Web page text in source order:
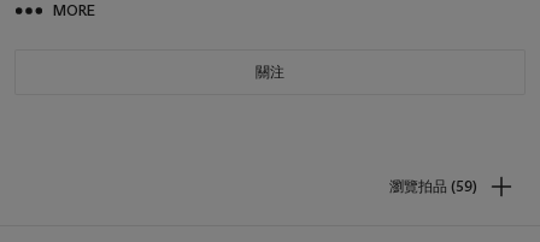
MORE
關注
瀏覽拍品 (59)